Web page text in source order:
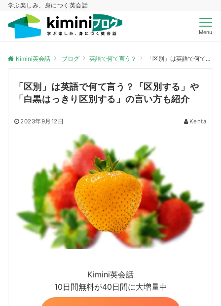
学ぶ楽しみ、身につく英会話
Menu
Kimini英会話 ブログ 英語で何て言う？ 「区別」は英語で何て言う？「区別する」や「白黒はっきり区別する」の言い方も紹介
「区別」は英語で何て言う？「区別する」や
「白黒はっきり区別する」の言い方も紹介
2023年9月12日 Kenta
Kimini英会話
10日間無料が40日間に大増量中